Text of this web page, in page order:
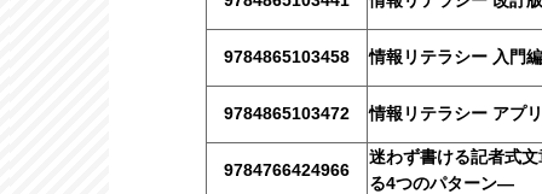
9784865103458 情報リテラシー 入門
9784865103472 情報リテラシー アプ
9784766424966
迷わず書ける記者式
る4つのパターン―